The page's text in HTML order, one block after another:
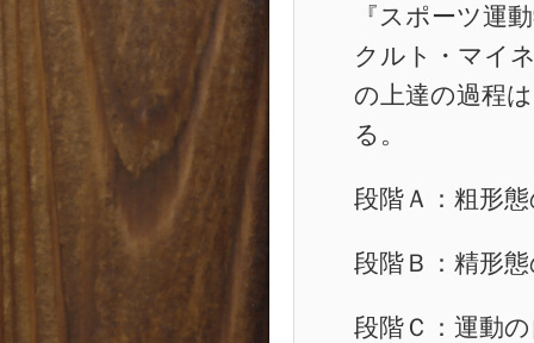
『スポーツ運
クルト・マイ
の上達の過程
る。
段階Ａ：粗形
段階Ｂ：精形
段階Ｃ：運動